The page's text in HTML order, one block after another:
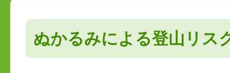
ぬかるみによる登山リス